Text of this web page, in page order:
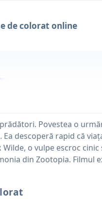
de colorat online
Povestea o
descoperă rapid că
o vulpe escroc
din Zootopia. Filmul